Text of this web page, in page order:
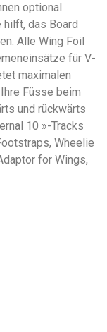
optional
hilft, das Board
Alle Wing Foil
für V-
maximalen
Füsse beim
und rückwärts
10 »-Tracks
Wheelie
for Wings,